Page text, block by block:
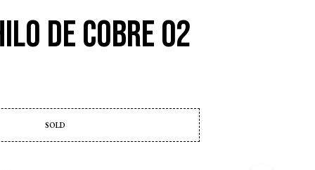
de cobre 02
SOLD